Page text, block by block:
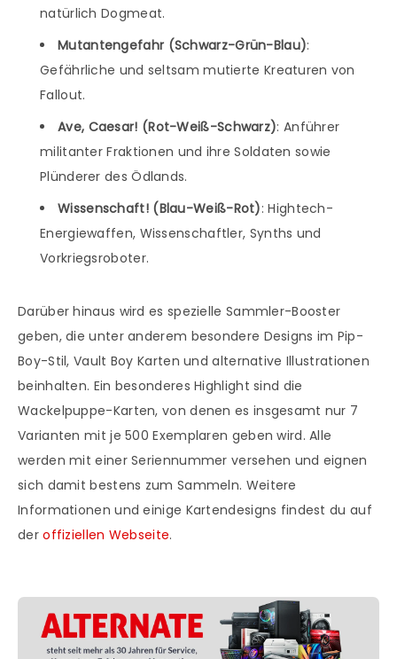
natürlich Dogmeat.
Mutantengefahr (Schwarz-Grün-Blau):
Gefährliche und seltsam mutierte Kreaturen von
Fallout.
Ave, Caesar! (Rot-Weiß-Schwarz): Anführer
militanter Fraktionen und ihre Soldaten sowie
Plünderer des Ödlands.
Wissenschaft! (Blau-Weiß-Rot): Hightech-
Energiewaffen, Wissenschaftler, Synths und
Vorkriegsroboter.
Darüber hinaus wird es spezielle Sammler-Booster
geben, die unter anderem besondere Designs im Pip-
Boy-Stil, Vault Boy Karten und alternative Illustrationen
beinhalten. Ein besonderes Highlight sind die
Wackelpuppe-Karten, von denen es insgesamt nur 7
Varianten mit je 500 Exemplaren geben wird. Alle
werden mit einer Seriennummer versehen und eignen
sich damit bestens zum Sammeln. Weitere
Informationen und einige Kartendesigns findest du auf
deroffiziellen Webseite.